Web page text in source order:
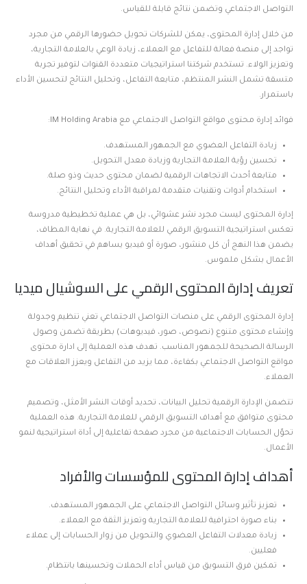
التواصل الاجتماعي وتضمن نتائج قابلة للقياس.
من خلال إدارة المحتوى، يمكن للشركات تحويل حضورها الرقمي من مجرد
تواجد إلى منصة فعالة للتفاعل مع العملاء، زيادة الوعي بالعلامة التجارية،
وتعزيز الولاء. تستخدم شركتنا استراتيجيات متعددة القنوات لتوفير تجربة
متسقة تشمل النشر المنتظم، متابعة التفاعل، وتحليل النتائج لتحسين الأداء
باستمرار.
فوائد إدارة محتوى مواقع التواصل الاجتماعي مع IM Holding Arabia:
زيادة التفاعل العضوي مع الجمهور المستهدف.
تحسين رؤية العلامة التجارية وزيادة معدل التحويل.
متابعة أحدث الاتجاهات الرقمية لضمان محتوى حديث وذو صلة.
استخدام أدوات وتقنيات متقدمة لمراقبة الأداء وتحليل النتائج.
إدارة المحتوى ليست مجرد نشر عشوائي، بل هي عملية تخطيطية مدروسة
تعكس استراتيجية التسويق الرقمي للعلامة التجارية. في نهاية المطاف،
يضمن هذا النهج أن كل منشور، صورة أو فيديو يساهم في تحقيق أهداف
الأعمال بشكل ملموس.
تعريف إدارة المحتوى الرقمي على السوشيال ميديا
إدارة المحتوى الرقمي على منصات التواصل الاجتماعي تعني تنظيم وجدولة
وإنشاء محتوى متنوع (نصوص، صور، فيديوهات) بطريقة تضمن وصول
الرسالة الصحيحة للجمهور المناسب. تهدف هذه العملية إلى ادارة محتوى
مواقع التواصل الاجتماعي بكفاءة، مما يزيد من التفاعل ويعزز العلاقات مع
العملاء.
تتضمن الإدارة الرقمية تحليل البيانات، تحديد أوقات النشر الأمثل، وتصميم
محتوى متوافق مع أهداف التسويق الرقمي للعلامة التجارية. هذه العملية
تحوّل الحسابات الاجتماعية من مجرد صفحة تفاعلية إلى أداة استراتيجية لنمو
الأعمال.
أهداف إدارة المحتوى للمؤسسات والأفراد
تعزيز تأثير وسائل التواصل الاجتماعي على الجمهور المستهدف.
بناء صورة احترافية للعلامة التجارية وتعزيز الثقة مع العملاء.
زيادة معدلات التفاعل العضوي والتحويل من زوار الحسابات إلى عملاء
فعليين.
تمكين فرق التسويق من قياس أداء الحملات وتحسينها بانتظام.